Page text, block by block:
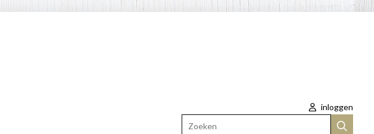
inloggen